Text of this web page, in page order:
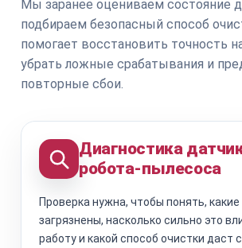
Мы заранее оцениваем состояние
подбираем безопасный способ
помогает восстановить точность
убрать ложные срабатывания и
повторные сбои.
Диагностика
робота-пылесоса
Проверка нужна, чтобы понять,
загрязнены, насколько сильно это
работу и какой способ очистки даст